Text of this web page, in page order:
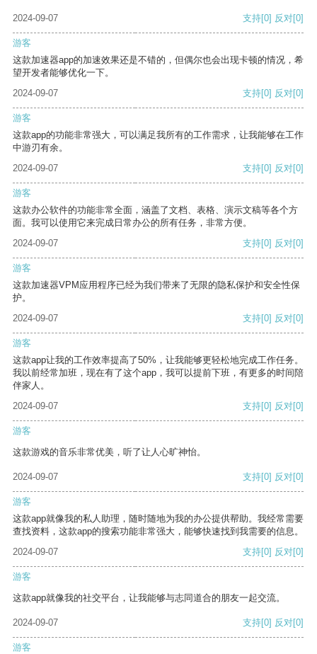
2024-09-07 支持[0] 反对[0]
游客
这款加速器app的加速效果还是不错的，但偶尔也会出现卡顿的情况，希
望开发者能够优化一下。
2024-09-07
支持[0] 反对[0]
游客
这款app的功能非常强大，可以满足我所有的工作需求，让我能够在工作
中游刃有余。
2024-09-07
支持[0] 反对[0]
游客
这款办公软件的功能非常全面，涵盖了文档、表格、演示文稿等各个方
面。我可以使用它来完成日常办公的所有任务，非常方便。
2024-09-07
支持[0] 反对[0]
游客
这款加速器VPM应用程序已经为我们带来了无限的隐私保护和安全性保
护。
2024-09-07
支持[0] 反对[0]
游客
这款app让我的工作效率提高了50%，让我能够更轻松地完成工作任务。
我以前经常加班，现在有了这个app，我可以提前下班，有更多的时间陪
伴家人。
2024-09-07
支持[0] 反对[0]
游客
这款游戏的音乐非常优美，听了让人心旷神怡。
2024-09-07 支持[0] 反对[0]
游客
这款app就像我的私人助理，随时随地为我的办公提供帮助。我经常需要
查找资料，这款app的搜索功能非常强大，能够快速找到我需要的信息。
2024-09-07
支持[0] 反对[0]
游客
这款app就像我的社交平台，让我能够与志同道合的朋友一起交流。
2024-09-07 支持[0] 反对[0]
游客